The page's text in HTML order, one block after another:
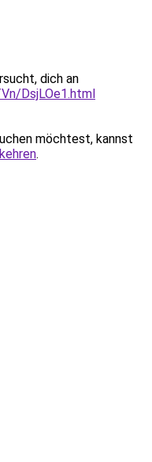
dich an
DsjLOe1.html
möchtest, kannst
.